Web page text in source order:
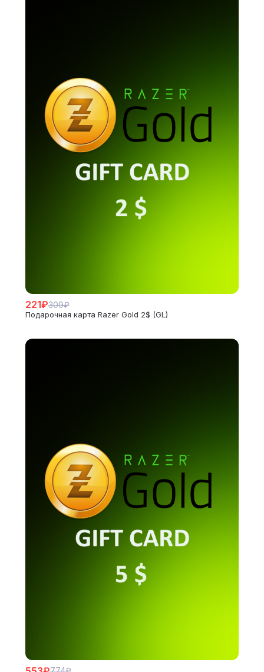
221₽309₽
Подарочная карта Razer Gold 2$ (GL)